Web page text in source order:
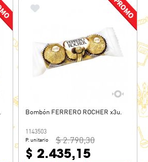
Bombón FERRERO ROCHER x3u.
1143503
P. unitario $ 2.790,30
$ 2.435,15